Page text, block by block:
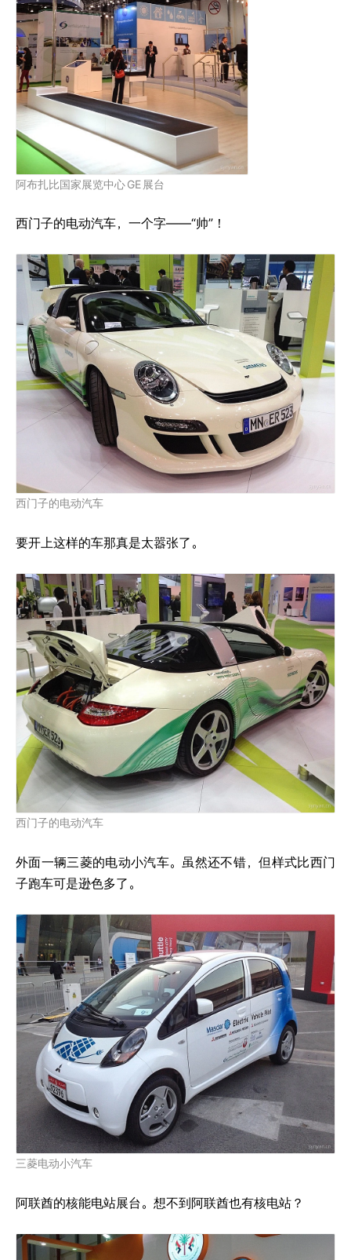
阿布扎比国家展览中心GE 展台
西门子的电动汽车，一个字——“帅”！
西门子的电动汽车
要开上这样的车那真是太嚣张了。
西门子的电动汽车
外面一辆三菱的电动小汽车。虽然还不错，但样式比西门
子跑车可是逊色多了。
三菱电动小汽车
阿联酋的核能电站展台。想不到阿联酋也有核电站？